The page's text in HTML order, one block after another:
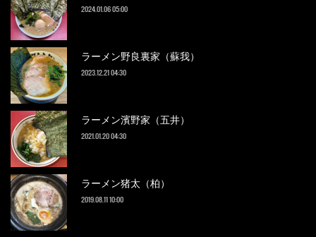
2024.01.06 05:00
ラーメン野良裏家（蘇我）
2023.12.21 04:30
ラーメン濱野家（五井）
2021.01.20 04:30
ラーメン猪太（柏）
2019.08.11 10:00